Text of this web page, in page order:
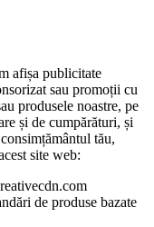
afișa publicitate
sau promoții cu
produsele noastre, pe
și de cumpărături, și
tău,
site web:
de produse bazate